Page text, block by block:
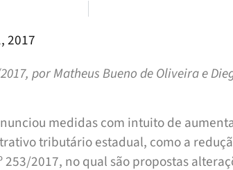
2017
por Matheus Bueno de Oliveira e
medidas com intuito de
tributário estadual, como a
2017, no qual são propostas